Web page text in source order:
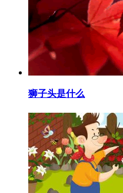
​狮子头是什么